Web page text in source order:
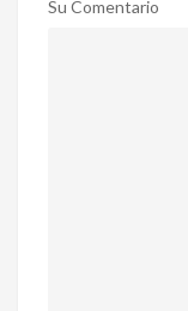
Su Comentario